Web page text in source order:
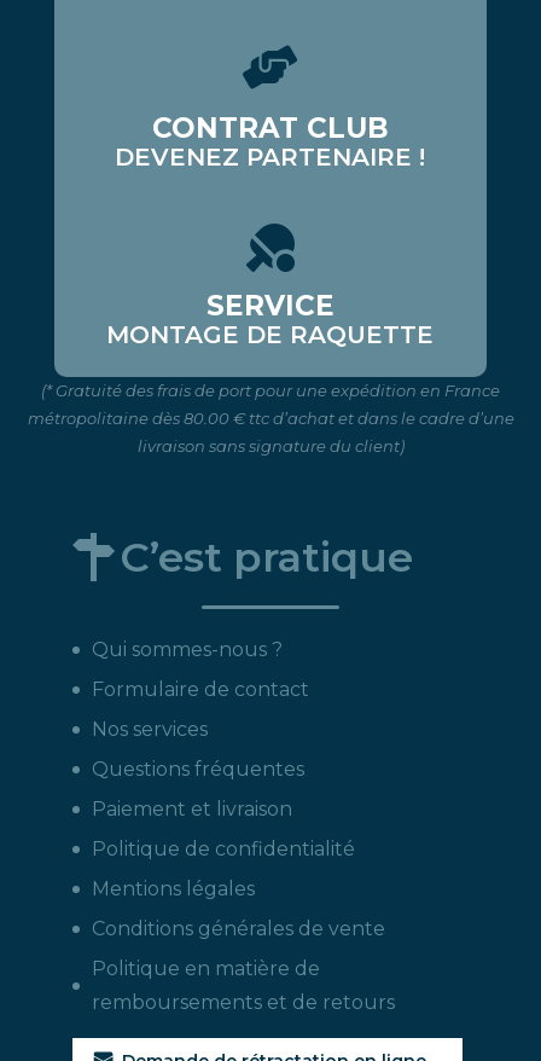
CONTRAT CLUB
DEVENEZ PARTENAIRE !
SERVICE
MONTAGE DE RAQUETTE
(* Gratuité des frais de port pour une expédition en France
métropolitaine dès 80.00 € ttc d’achat et dans le cadre d’une
livraison sans signature du client)
C’est pratique
Qui sommes-nous ?
Formulaire de contact
Nos services
Questions fréquentes
Paiement et livraison
Politique de confidentialité
Mentions légales
Conditions générales de vente
Politique en matière de
remboursements et de retours